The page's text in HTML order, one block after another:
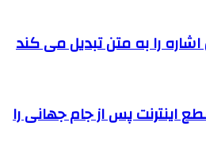
را به متن تبدیل می کند
اینترنت پس از جام جهانی را